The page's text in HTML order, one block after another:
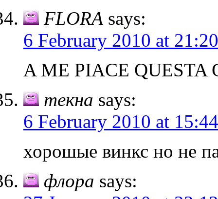
FLORA says:
6 February 2010 at 21:20
A ME PIACE QUESTA
текна says:
6 February 2010 at 15:44
хорошые винкс но не
флора says: